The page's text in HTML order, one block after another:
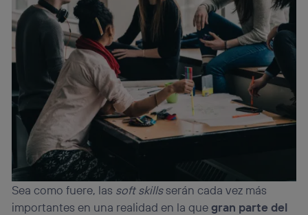
Sea como fuere, las soft skillsserán cada vez más
importantes en una realidad en la quegran parte del